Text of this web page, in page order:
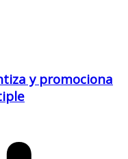
y promociona